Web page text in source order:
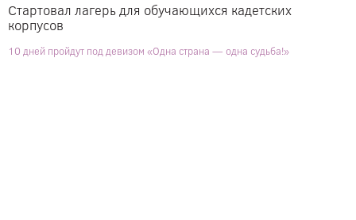
Стартовал лагерь для обучающихся кадетских
корпусов
10 дней пройдут под девизом «Одна страна — одна судьба!»